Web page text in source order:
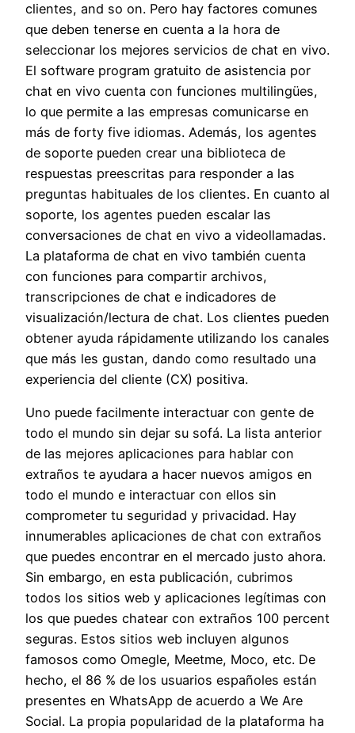
clientes, and so on. Pero hay factores comunes
que deben tenerse en cuenta a la hora de
seleccionar los mejores servicios de chat en vivo.
El software program gratuito de asistencia por
chat en vivo cuenta con funciones multilingües,
lo que permite a las empresas comunicarse en
más de forty five idiomas. Además, los agentes
de soporte pueden crear una biblioteca de
respuestas preescritas para responder a las
preguntas habituales de los clientes. En cuanto al
soporte, los agentes pueden escalar las
conversaciones de chat en vivo a videollamadas.
La plataforma de chat en vivo también cuenta
con funciones para compartir archivos,
transcripciones de chat e indicadores de
visualización/lectura de chat. Los clientes pueden
obtener ayuda rápidamente utilizando los canales
que más les gustan, dando como resultado una
experiencia del cliente (CX) positiva.
Uno puede facilmente interactuar con gente de
todo el mundo sin dejar su sofá. La lista anterior
de las mejores aplicaciones para hablar con
extraños te ayudara a hacer nuevos amigos en
todo el mundo e interactuar con ellos sin
comprometer tu seguridad y privacidad. Hay
innumerables aplicaciones de chat con extraños
que puedes encontrar en el mercado justo ahora.
Sin embargo, en esta publicación, cubrimos
todos los sitios web y aplicaciones legítimas con
los que puedes chatear con extraños 100 percent
seguras. Estos sitios web incluyen algunos
famosos como Omegle, Meetme, Moco, etc. De
hecho, el 86 % de los usuarios españoles están
presentes en WhatsApp de acuerdo a We Are
Social. La propia popularidad de la plataforma ha